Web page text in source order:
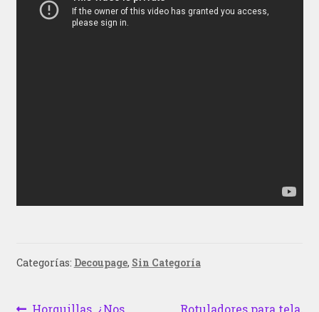
Categorías: Decoupage, Sin Categoría
Anterior: Siguiente: